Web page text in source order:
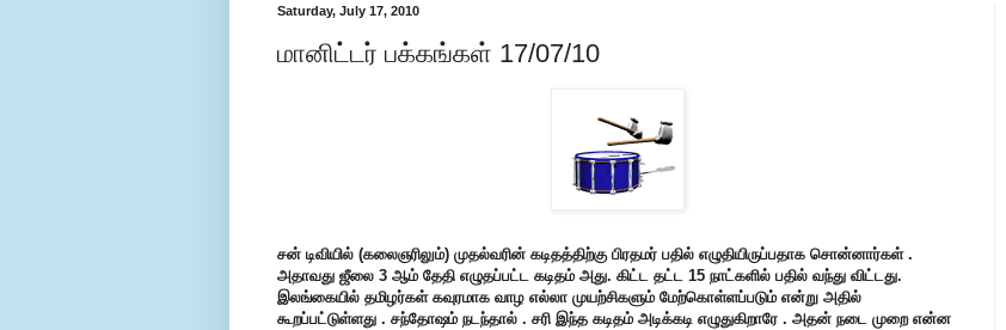
Saturday, July 17, 2010
மானிட்டர் பக்கங்கள் 17/07/10
சன் டிவியில் (கலைஞரிலும்) முதல்வரின் கடிதத்திற்கு பிரதமர் பதில் எழுதியிருப்பதாக சொன்னார்கள் .
அதாவது ஜீலை 3 ஆம் தேதி எழுதப்பட்ட கடிதம் அது. கிட்ட தட்ட 15 நாட்களில் பதில் வந்து விட்டது.
இலங்கையில் தமிழர்கள் கவுரமாக வாழ எல்லா முயற்சிகளும் மேற்கொள்ளப்படும் என்று அதில்
கூறப்பட்டுள்ளது . சந்தோஷம் நடந்தால் . சரி இந்த கடிதம் அடிக்கடி எழுதுகிறாரே . அதன் நடை முறை என்ன